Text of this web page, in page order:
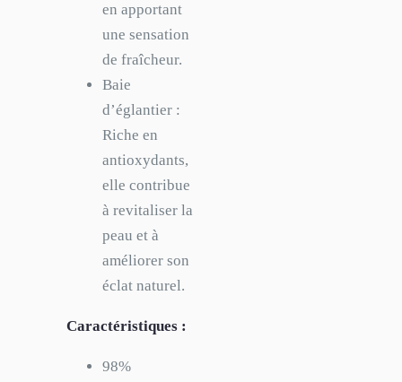
en apportant
une sensation
de fraîcheur.
Baie
d’églantier :
Riche en
antioxydants,
elle contribue
à revitaliser la
peau et à
améliorer son
éclat naturel.
Caractéristiques :
98%